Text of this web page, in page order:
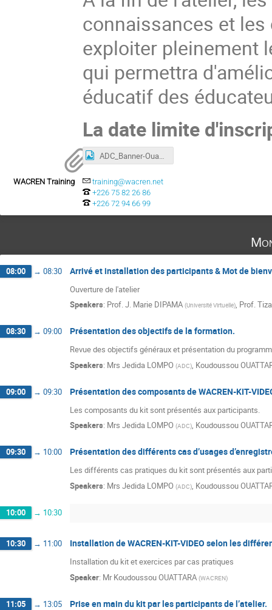
connaissances et
exploiter pleinement
qui permettra
éducatif des
La date limite
ADC_Banner-Ouaga.png
WACREN Training
training@wacren.net
+226 75 82 26 86
+226 72 94 66 99
08:00 → 08:30 Arrivé et installation des participants & Mot de
Ouverture de l'atelier
Speakers: Prof.J. Marie DIPAMA (Université Virtuelle), Prof.
08:30 → 09:00 Présentation des objectifs de la formation.
Revue des objectifs généraux et présentation du
Speakers: Mrs Jedida LOMPO (ADC), Koudoussou
09:00 → 09:30 Présentation des composants de WACREN-KIT-
Les composants du kit sont présentés aux participants.
Speakers: Mrs Jedida LOMPO (ADC), Koudoussou
09:30 → 10:00 Présentation des différents cas d’usages
Les différents cas pratiques du kit sont présentés aux
Speakers: Mrs Jedida LOMPO (ADC), Koudoussou
10:00 → 10:30
10:30 → 11:00 Installation de WACREN-KIT-VIDEO selon les
Installation du kit et exercices par cas pratiques
Speaker: Mr Koudoussou OUATTARA (WACREN)
11:05 → 13:05 Prise en main du kit par les participants de l’atelier.